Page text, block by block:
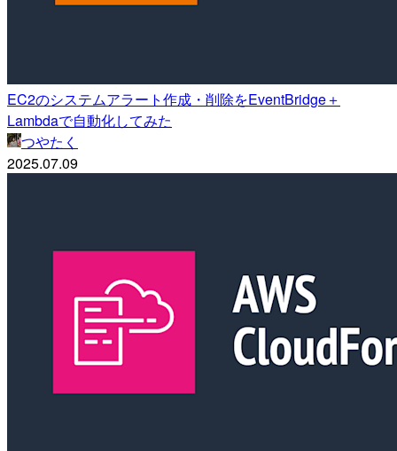
EC2のシステムアラート作成・削除をEventBridge＋
Lambdaで自動化してみた
つやたく
2025.07.09